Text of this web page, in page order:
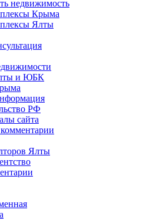
недвижимость
Крыма
Ялты
и ЮБК
РФ
сайта
Ялты